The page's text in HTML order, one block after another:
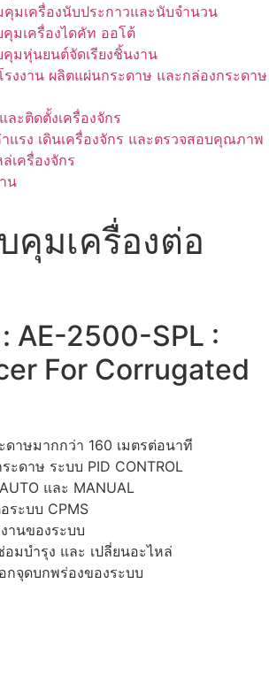
มเครื่องนับประกาวและนับจำนวน
มเครื่องไดคัท ออโต้
มหุ่นยนต์จัดเรียงชิ้นงาน
งงาน ผลิตแผ่นกระดาษ และกล่องกระดาษ
ละติดตั้งเครื่องจักร
แรง เดินเครื่องจักร และตรวจสอบคุณภาพ
เครื่องจักร
น
คุมเครื่องต่อ
AE-2500-SPL :
For Corrugated
ดาษมากกว่า 160 เมตรต่อนาที
ะดาษ ระบบ PID CONTROL
และ MANUAL
ระบบ CPMS
านของระบบ
อมบำรุง และ เปลี่ยนอะไหล่
กจุดบกพร่องของระบบ